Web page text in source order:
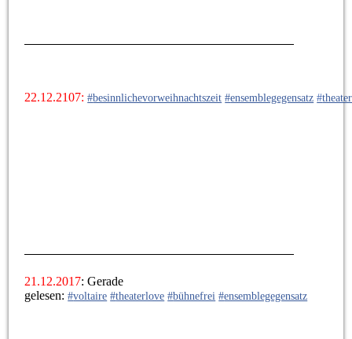
22.12.2107:#besinnlichevorweihnachtszeit #ensemblegegensatz #
21.12.2017: Gerade
gelesen:#voltaire #theaterlove #bühnefrei #ensemblegegensatz